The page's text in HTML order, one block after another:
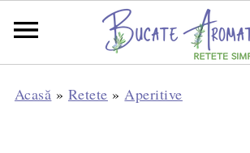
Acasă » Retete »Aperitive